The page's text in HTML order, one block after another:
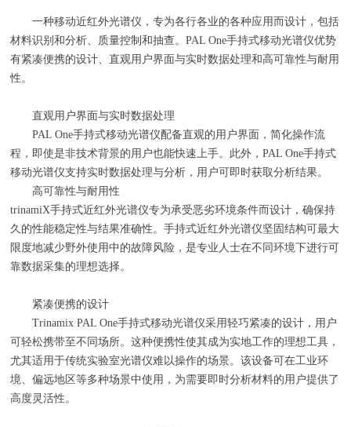
一种移动近红外光谱仪，专为各行各业的各种应用而设计，包括
材料识别和分析、质量控制和抽查。PAL One手持式移动光谱仪优势
有紧凑便携的设计、直观用户界面与实时数据处理和高可靠性与耐用
性。
直观用户界面与实时数据处理
PAL One手持式移动光谱仪配备直观的用户界面，简化操作流
程，即使是非技术背景的用户也能快速上手。此外，PAL One手持式
移动光谱仪支持实时数据处理与分析，用户可即时获取分析结果。
高可靠性与耐用性
trinamiX手持式近红外光谱仪专为承受恶劣环境条件而设计，确保持
久的性能稳定性与结果准确性。手持式近红外光谱仪坚固结构可最大
限度地减少野外使用中的故障风险，是专业人士在不同环境下进行可
靠数据采集的理想选择。
紧凑便携的设计
Trinamix PAL One手持式移动光谱仪采用轻巧紧凑的设计，用户
可轻松携带至不同场所。这种便携性使其成为实地工作的理想工具，
尤其适用于传统实验室光谱仪难以操作的场景。该设备可在工业环
境、偏远地区等多种场景中使用，为需要即时分析材料的用户提供了
高度灵活性。